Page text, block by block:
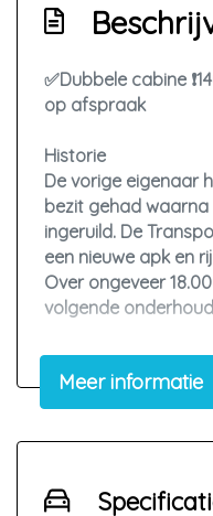
✅Dubbele cabine
op afspraak
Historie
De vorige eigenaar
bezit gehad
ingeruild. De
een nieuwe apk en
Over ongeveer
volgende
Staat
De auto is voor
nette staat. Op
Belangrijkste opties
Meer informatie